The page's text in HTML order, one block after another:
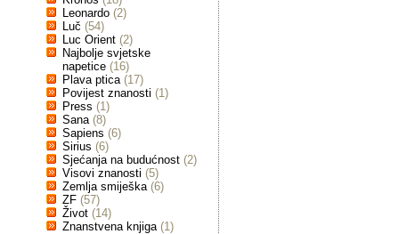
Leonardo (2)
Luč (54)
Luc Orient (2)
Najbolje svjetske
napetice (16)
Plava ptica (17)
Povijest znanosti (1)
Press (1)
Sana (8)
Sapiens (6)
Sirius (6)
Sjećanja na budućnost (2)
Visovi znanosti (5)
Zemlja smiješka (6)
ZF (57)
Život (14)
Znanstvena knjiga (1)